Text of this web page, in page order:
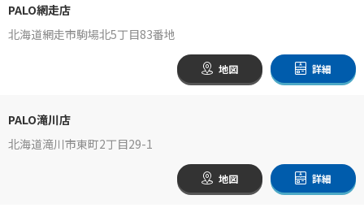
PALO網走店
北海道網走市駒場北5丁目83番地
地図 詳細
PALO滝川店
北海道滝川市東町2丁目29-1
地図 詳細